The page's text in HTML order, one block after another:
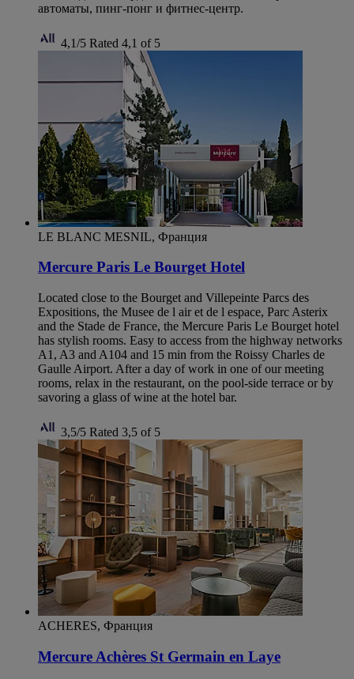
автоматы, пинг-понг и фитнес-центр.
4,1/5 Rated 4,1 of 5
LE BLANC MESNIL, Франция
Mercure Paris Le Bourget Hotel
Located close to the Bourget and Villepeinte Parcs des
Expositions, the Musee de l air et de l espace, Parc Asterix
and the Stade de France, the Mercure Paris Le Bourget hotel
has stylish rooms. Easy to access from the highway networks
A1, A3 and A104 and 15 min from the Roissy Charles de
Gaulle Airport. After a day of work in one of our meeting
rooms, relax in the restaurant, on the pool-side terrace or by
savoring a glass of wine at the hotel bar.
3,5/5 Rated 3,5 of 5
ACHERES, Франция
Mercure Achères St Germain en Laye